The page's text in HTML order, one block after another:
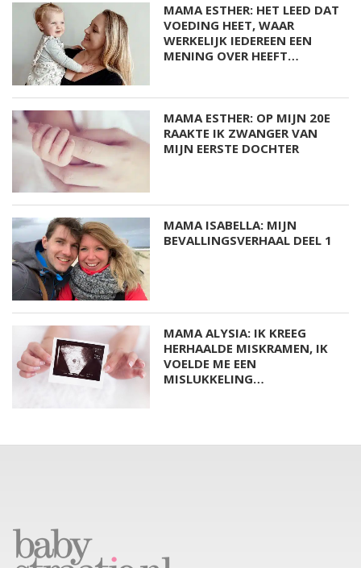
MAMA ESTHER: HET LEED DAT
VOEDING HEET, WAAR
WERKELIJK IEDEREEN EEN
MENING OVER HEEFT…
MAMA ESTHER: OP MIJN 20E
RAAKTE IK ZWANGER VAN
MIJN EERSTE DOCHTER
MAMA ISABELLA: MIJN
BEVALLINGSVERHAAL DEEL 1
MAMA ALYSIA: IK KREEG
HERHAALDE MISKRAMEN, IK
VOELDE ME EEN
MISLUKKELING…